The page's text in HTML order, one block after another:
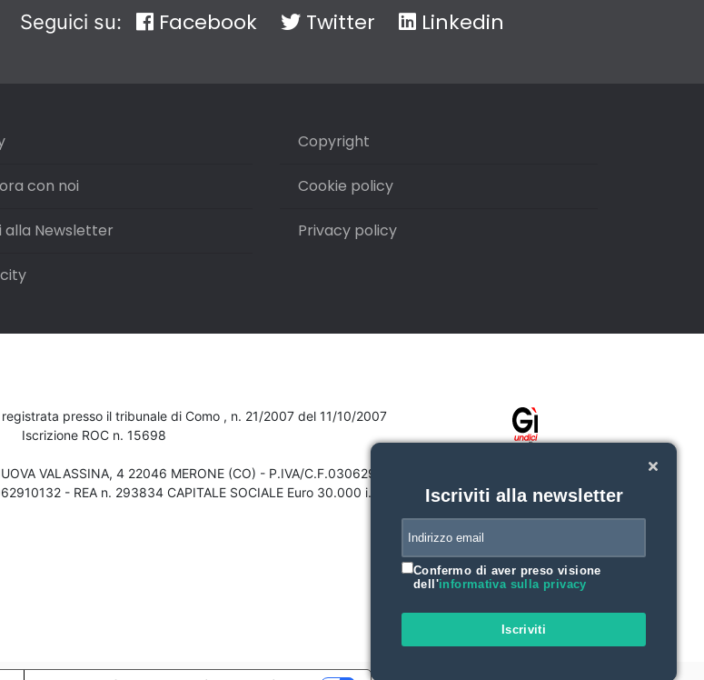
Seguici su: Facebook Twitter Linkedin
con noi
alla Newsletter
Copyright
Cookie policy
Privacy policy
presso il tribunale di Como , n. 21/2007 del 11/10/2007
Iscrizione ROC n. 15698
VALASSINA, 4 22046 MERONE (CO) - P.IVA/C.F.03062910132
- REA n. 293834 CAPITALE SOCIALE Euro 30.000 i.v.
Iscriviti alla newsletter
Confermo di aver preso visione
dell'informativa sulla privacy
Iscriviti